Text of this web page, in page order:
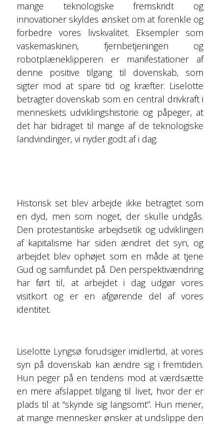
mange teknologiske fremskridt og
innovationer skyldes ønsket om at forenkle og
forbedre vores livskvalitet. Eksempler som
vaskemaskinen, fjernbetjeningen og
robotplæneklipperen er manifestationer af
denne positive tilgang til dovenskab, som
sigter mod at spare tid og kræfter. Liselotte
betragter dovenskab som en central drivkraft i
menneskets udviklingshistorie og påpeger, at
det har bidraget til mange af de teknologiske
landvindinger, vi nyder godt af i dag.
Historisk set blev arbejde ikke betragtet som
en dyd, men som noget, der skulle undgås.
Den protestantiske arbejdsetik og udviklingen
af kapitalisme har siden ændret det syn, og
arbejdet blev ophøjet som en måde at tjene
Gud og samfundet på. Den perspektivændring
har ført til, at arbejdet i dag udgør vores
visitkort og er en afgørende del af vores
identitet.
Liselotte Lyngsø forudsiger imidlertid, at vores
syn på dovenskab kan ændre sig i fremtiden.
Hun peger på en tendens mod at værdsætte
en mere afslappet tilgang til livet, hvor der er
plads til at “skynde sig langsomt”. Hun mener,
at mange mennesker ønsker at undslippe den